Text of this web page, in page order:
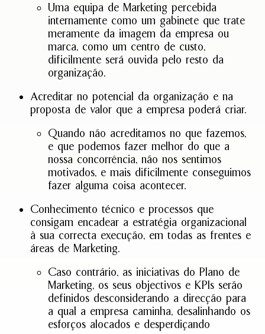
Uma equipa de Marketing percebida
internamente como um gabinete que trate
meramente da imagem da empresa ou
marca, como um centro de custo,
dificilmente será ouvida pelo resto da
organização.
Acreditar no potencial da organização e na
proposta de valor que a empresa poderá criar.
Quando não acreditamos no que fazemos,
e que podemos fazer melhor do que a
nossa concorrência, não nos sentimos
motivados, e mais dificilmente conseguimos
fazer alguma coisa acontecer.
Conhecimento técnico e processos que
consigam encadear a estratégia organizacional
à sua correcta execução, em todas as frentes e
áreas de Marketing.
Caso contrário, as iniciativas do Plano de
Marketing, os seus objectivos e KPIs serão
definidos desconsiderando a direcção para
a qual a empresa caminha, desalinhando os
esforços alocados e desperdiçando